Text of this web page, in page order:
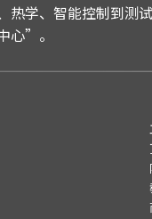
热学、智能控制到测
心”。